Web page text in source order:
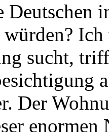
Deutschen
sucht,
Der